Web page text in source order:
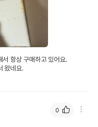
트] 사니캣 옥수수 모래 6L
서 항상 구매하고 있어요.
왔네요.
0